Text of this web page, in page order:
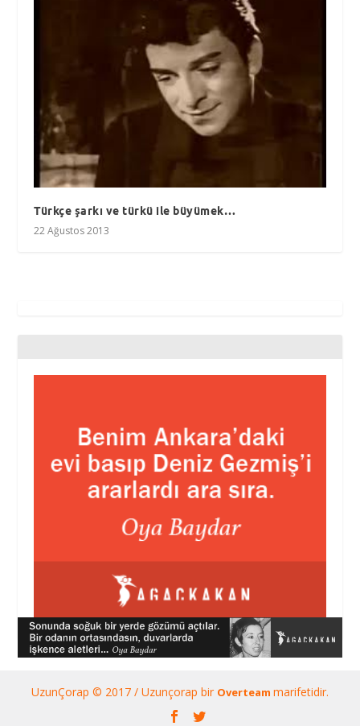
Türkçe şarkı ve türkü ile büyümek…
22 Ağustos 2013
UzunÇorap © 2017 / Uzunçorap bir Overteam marifetidir.